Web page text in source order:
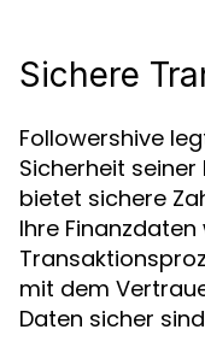
Sichere
Followershive
Sicherheit seiner
bietet sichere
Ihre
mit dem
Daten sicher